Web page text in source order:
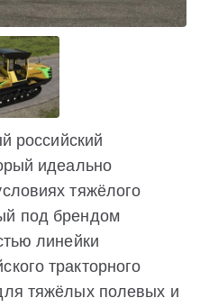
российский
идеально
тяжёлого
под брендом
линейки
тракторного
тяжёлых полевых и